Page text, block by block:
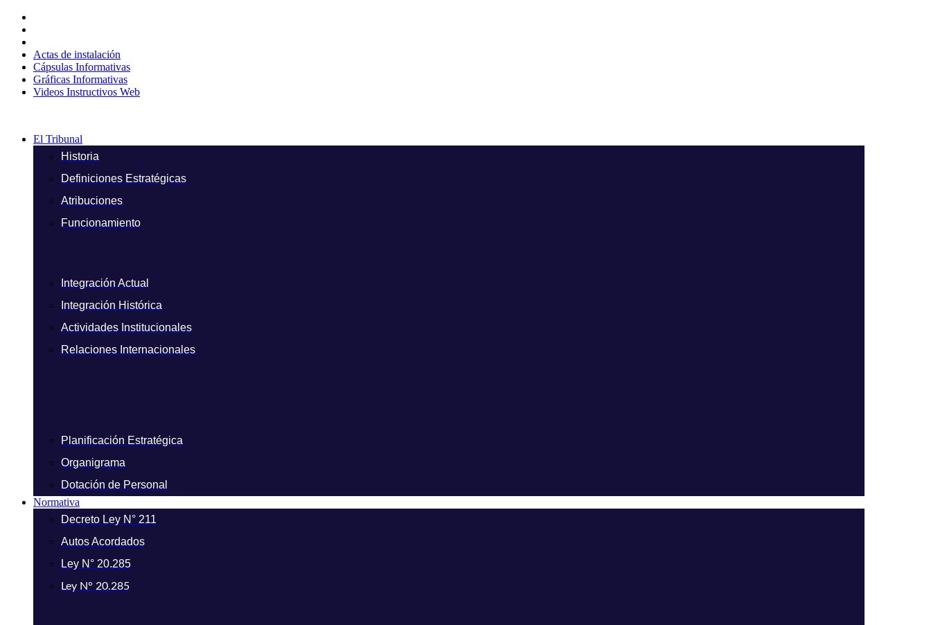
contenido
Actas de instalación
Cápsulas Informativas
Gráficas Informativas
Videos Instructivos Web
El Tribunal
Historia
Definiciones Estratégicas
Atribuciones
Funcionamiento
Integración Actual
Integración Histórica
Actividades Institucionales
Relaciones Internacionales
Planificación Estratégica
Organigrama
Dotación de Personal
Normativa
Decreto Ley N° 211
Autos Acordados
Ley N° 20.285
Ley N° 20.285